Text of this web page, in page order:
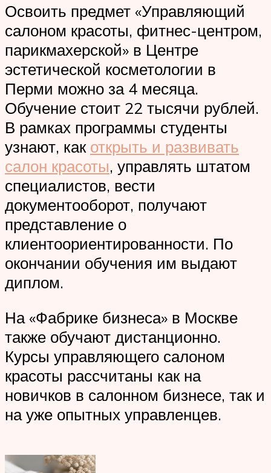
Освоить предмет «Управляющий
салоном красоты, фитнес-центром,
парикмахерской» в Центре
эстетической косметологии в
Перми можно за 4 месяца.
Обучение стоит 22 тысячи рублей.
В рамках программы студенты
узнают, как открыть и развивать
салон красоты, управлять штатом
специалистов, вести
документооборот, получают
представление о
клиентоориентированности. По
окончании обучения им выдают
диплом.
На «Фабрике бизнеса» в Москве
также обучают дистанционно.
Курсы управляющего салоном
красоты рассчитаны как на
новичков в салонном бизнесе, так и
на уже опытных управленцев.